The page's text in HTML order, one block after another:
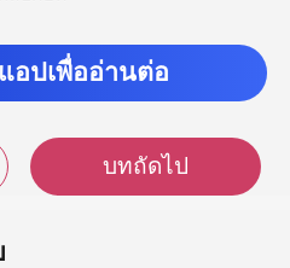
อปเพื่ออ่านต่อ
บทถัดไป